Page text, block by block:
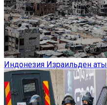
Индонезия Израильден